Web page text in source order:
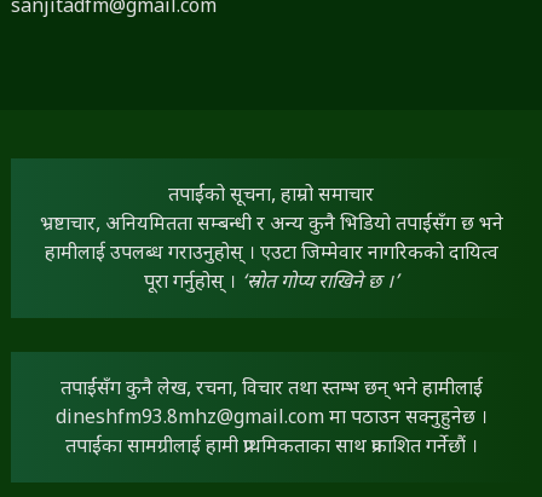
sanjitadfm@gmail.com
तपाईंको सूचना, हाम्रो समाचार
भ्रष्टाचार, अनियमितता सम्बन्धी र अन्य कुनै भिडियो तपाईंसँग छ भने
हामीलाई उपलब्ध गराउनुहोस् । एउटा जिम्मेवार नागरिकको दायित्व
पूरा गर्नुहोस् । ‘स्रोत गोप्य राखिने छ ।’
तपाईंसँग कुनै लेख, रचना, विचार तथा स्तम्भ छन् भने हामीलाई
dineshfm93.8mhz@gmail.comमा पठाउन सक्नुहुनेछ ।
तपाईंका सामग्रीलाई हामी प्राथमिकताका साथ प्रकाशित गर्नेछौं ।